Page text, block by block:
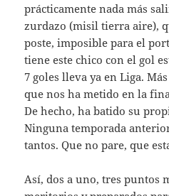
prácticamente nada más
zurdazo (misil tierra aire),
poste, imposible para el
tiene este chico con el gol
7 goles lleva ya en Liga.
que nos ha metido en la
De hecho, ha batido su
Ninguna temporada
tantos. Que no pare, que
Así, dos a uno, tres puntos